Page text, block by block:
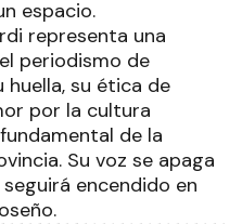
espacio.
representa una
periodismo de
huella, su ética de
por la cultura
de la
Su voz se apaga
encendido en